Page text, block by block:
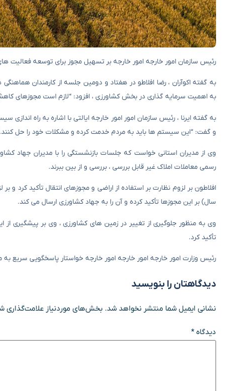
رئیس سازمان امور خارجه امور خارجه بر تسهیل مجوز برای توسعه فعالیت
به گفته اکوآران ، رضا افلاطو در هفتاد و دومین جلسه از کارمندان
به اهمیت سرمایه گذاری در بخش کشاورزی ، افزود: “لازم است مجوزهای
به گفته ایرنا ، رئیس سازمان امور امور خارجه ایالتی با اشاره به راه
و گفت: “این سیستم ها باید به مردم خدمت کرده و مشکلات خود را حل
وی از مدیران استانی خواست که جلسات بازنشستگی را با مدیران جهاد
رسمی معاملات املاک غیر قابل بررسی ، بررسی و از بین ببرند.
افلاطون بر لزوم نظارت بر استفاده از اراضی و مجوزهای انتقال تأکید کرد
سال) بر این مجوزها تأکید کرده و آن را به جهاد کشاورزی ارسال می کند.
وی به منظور جلوگیری از تغییر در زمین های کشاورزی ، وی بر پیشگیری
تأکید کرد.
رئیس وزارت امور خارجه امور خارجه امور خارجه خواستار پاسخگویی سریع
دیدگاهتان را بنویسید
نشانی ایمیل شما منتشر نخواهد شد. بخش‌های موردنیاز علامت‌گذاری
دیدگاه*